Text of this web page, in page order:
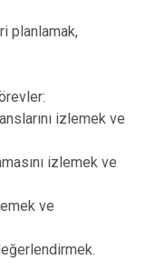
planlamak,
izlemek ve
izlemek ve
ve